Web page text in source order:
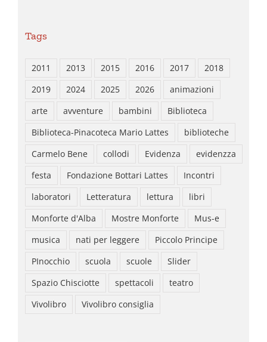
Tags
2011 2013 2015 2016 2017
2018
2019
2024 2025 2026
animazioni
arte
avventure bambini
Biblioteca
Biblioteca-Pinacoteca Mario Lattes
biblioteche
Carmelo Bene
collodi Evidenza
evidenzza
festa
Fondazione Bottari Lattes
Incontri
laboratori
Letteratura lettura
libri
Monforte d'Alba
Mostre Monforte
Mus-e
musica
nati per leggere
Piccolo Principe
PInocchio
scuola scuole
Slider
Spazio Chisciotte
spettacoli
teatro
Vivolibro
Vivolibro consiglia